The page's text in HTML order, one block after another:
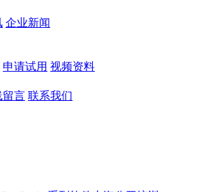
企业新闻
申请试用 视频资料
留言 联系我们